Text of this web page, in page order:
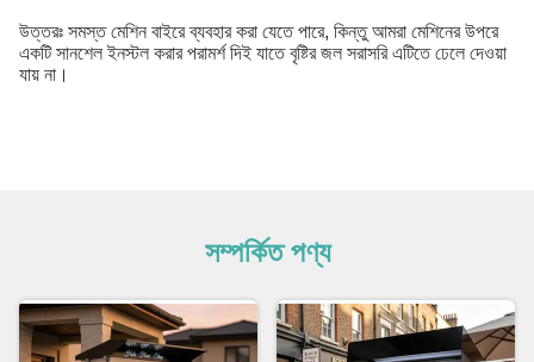
উত্তরঃ সমস্ত মেশিন বাইরে ব্যবহার করা যেতে পারে, কিন্তু আমরা মেশিনের উপরে
একটি সানশেল ইনস্টল করার পরামর্শ দিই যাতে বৃষ্টির জল সরাসরি এটিতে ঢেলে দেওয়া
যায় না।
সম্পর্কিত পণ্য